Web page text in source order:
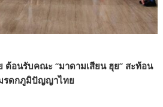
ต้อนรับคณะ “มาดามเสียน ฮุย” สะท้อน
รดกภูมิปัญญาไทย